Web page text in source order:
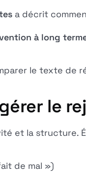
a décrit
à long
le texte de
le
et la structure.
de mal »)